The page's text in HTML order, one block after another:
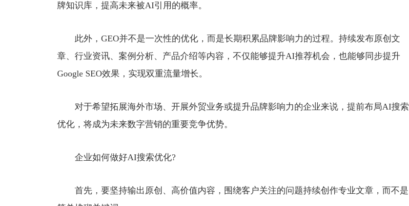
牌知识库，提高未来被AI引用的概率。
此外，GEO并不是一次性的优化，而是长期积累品牌影响力的过程。持续发布原创文
章、行业资讯、案例分析、产品介绍等内容，不仅能够提升AI推荐机会，也能够同步提升
Google SEO效果，实现双重流量增长。
对于希望拓展海外市场、开展外贸业务或提升品牌影响力的企业来说，提前布局AI搜索
优化，将成为未来数字营销的重要竞争优势。
企业如何做好AI搜索优化?
首先，要坚持输出原创、高价值内容，围绕客户关注的问题持续创作专业文章，而不是